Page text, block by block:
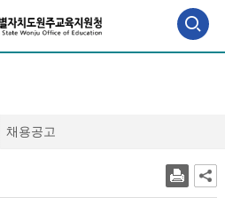
검
색
기
채용공고